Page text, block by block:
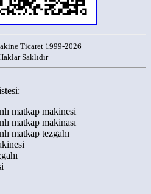
Ticaret 1999-2026
Saklıdır
matkap makinesi
matkap makinası
matkap tezgahı